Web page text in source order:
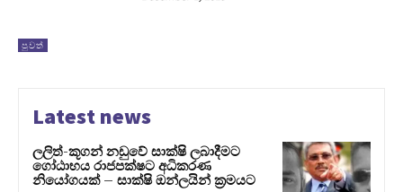
පුවත්
Latest news
ලලිත්-කූගන් නඩුවේ සාක්ෂි ලබාදීමට
ගෝඨාභය රාජපක්ෂට අධිකරණ
නියෝගයක් – සාක්ෂි ඔන්ලයින් ක්‍රමයට